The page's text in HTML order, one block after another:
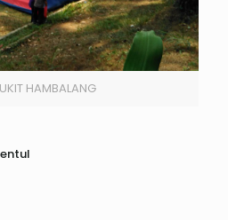
HAMBALANG